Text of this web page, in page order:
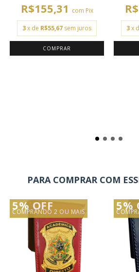
R$155,31 com Pix
3x de R$55,67 sem juros 3x
PARA COMPRAR COM
5% OFF
COMPRANDO 2 OU MAIS 5%